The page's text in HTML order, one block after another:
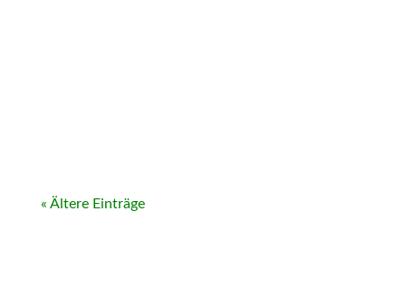
« Ältere Einträge